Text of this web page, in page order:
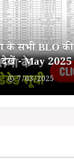
के सभी BLO की
देखें - May 2025
7/03/2025